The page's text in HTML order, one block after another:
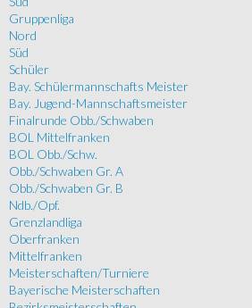
Gruppenliga
Nord
Süd
Schüler
Bay. Schülermannschafts Meister
Bay. Jugend-Mannschaftsmeister
Finalrunde Obb./Schwaben
BOL Mittelfranken
BOL Obb./Schw.
Obb./Schwaben Gr. A
Obb./Schwaben Gr. B
Ndb./Opf.
Grenzlandliga
Oberfranken
Mittelfranken
Meisterschaften/Turniere
Bayerische Meisterschaften